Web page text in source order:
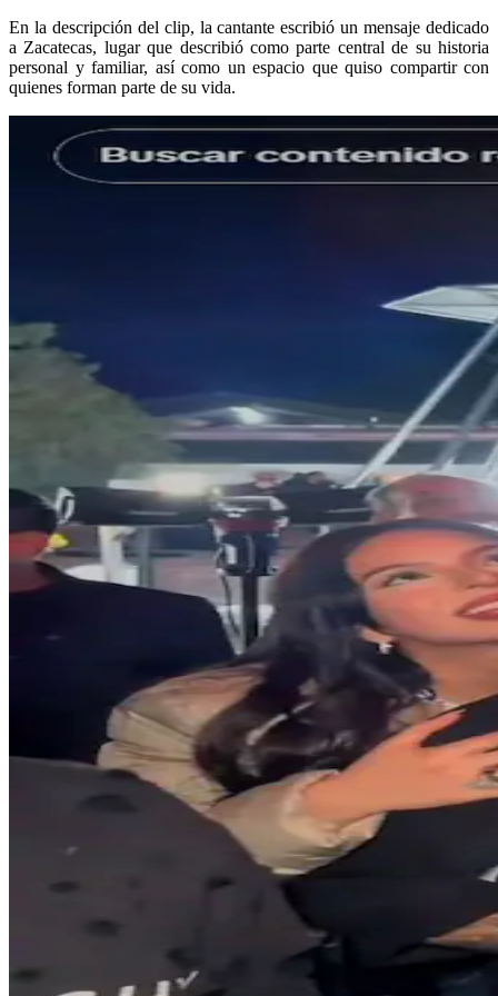
En la descripción del clip, la cantante escribió un mensaje dedicado
a Zacatecas, lugar que describió como parte central de su historia
personal y familiar, así como un espacio que quiso compartir con
quienes forman parte de su vida.